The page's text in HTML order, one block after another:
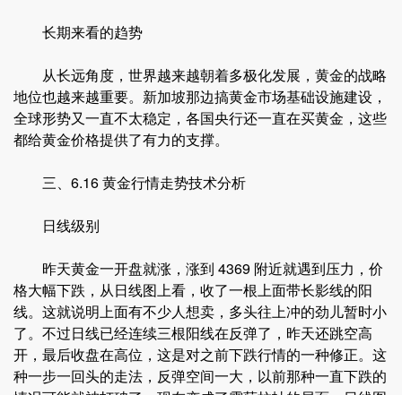
长期来看的趋势
从长远角度，世界越来越朝着多极化发展，黄金的战略
地位也越来越重要。新加坡那边搞黄金市场基础设施建设，
全球形势又一直不太稳定，各国央行还一直在买黄金，这些
都给黄金价格提供了有力的支撑。
三、6.16 黄金行情走势技术分析
日线级别
昨天黄金一开盘就涨，涨到 4369 附近就遇到压力，价
格大幅下跌，从日线图上看，收了一根上面带长影线的阳
线。这就说明上面有不少人想卖，多头往上冲的劲儿暂时小
了。不过日线已经连续三根阳线在反弹了，昨天还跳空高
开，最后收盘在高位，这是对之前下跌行情的一种修正。这
种一步一回头的走法，反弹空间一大，以前那种一直下跌的